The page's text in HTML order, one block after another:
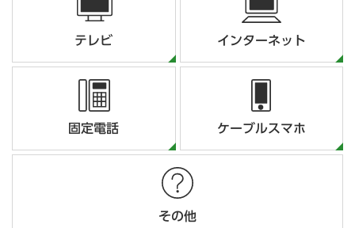
テレビ インターネット
固定電話 ケーブルスマホ
その他